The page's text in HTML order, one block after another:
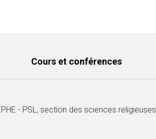
Cours et conférences
- PSL, section des sciences